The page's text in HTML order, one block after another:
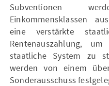
Subventionen
Einkommensklassen
eine verstärkte
Rentenauszahlung,
staatliche System zu
werden von einem
Sonderausschuss